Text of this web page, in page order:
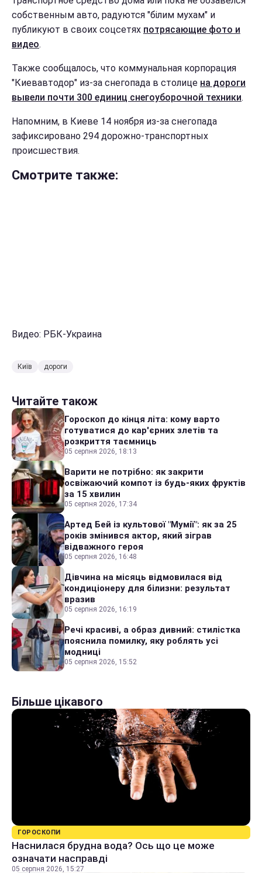
собственным авто, радуются "білим мухам" и
публикуют в своих соцсетях потрясающие фото и
видео.
Также сообщалось, что коммунальная корпорация
"Киевавтодор" из-за снегопада в столице на дороги
вывели почти 300 единиц снегоуборочной техники.
Напомним, в Киеве 14 ноября из-за снегопада
зафиксировано 294 дорожно-транспортных
происшествия.
Смотрите также:
Видео: РБК-Украина
Київ дороги
Читайте також
Гороскоп до кінця літа: кому варто
готуватися до кар'єрних злетів та
розкриття таємниць
05 серпня 2026, 18:13
Варити не потрібно: як закрити
освіжаючий компот із будь-яких фруктів
за 15 хвилин
05 серпня 2026, 17:34
Артед Бей із культової "Мумії": як за 25
років змінився актор, який зіграв
відважного героя
05 серпня 2026, 16:48
Дівчина на місяць відмовилася від
кондиціонеру для білизни: результат
вразив
05 серпня 2026, 16:19
Речі красиві, а образ дивний: стилістка
пояснила помилку, яку роблять усі
модниці
05 серпня 2026, 15:52
Більше цікавого
ГОРОСКОПИ
Наснилася брудна вода? Ось що це може
означати насправді
05 серпня 2026, 15:27